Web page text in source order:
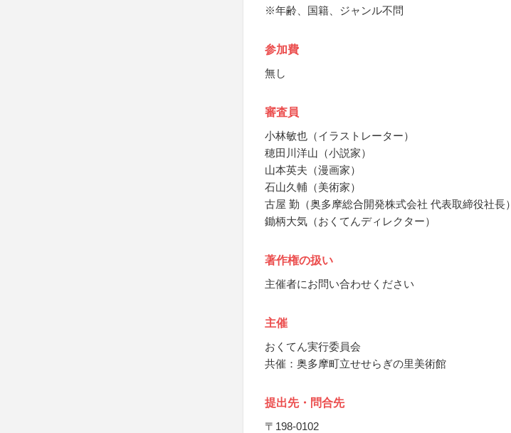
※年齢、国籍、ジャンル不問
参加費
無し
審査員
小林敏也（イラストレーター）
穂田川洋山（小説家）
山本英夫（漫画家）
石山久輔（美術家）
古屋 勤（奥多摩総合開発株式会社 代表取締役社長）
鋤柄大気（おくてんディレクター）
著作権の扱い
主催者にお問い合わせください
主催
おくてん実行委員会
共催：奥多摩町立せせらぎの里美術館
提出先・問合先
〒198-0102